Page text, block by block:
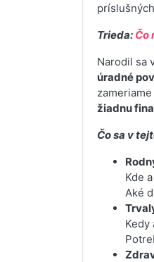
Trieda: Čo
Narodil sa
úradné
žiadnu
Čo sa v
Kde
Aké
Kedy